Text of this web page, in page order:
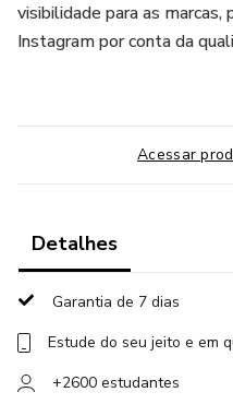
visibilidade para as marcas,
Instagram por conta da
Acessar
Detalhes
Garantia de 7 dias
Estude do seu jeito e em
+2600 estudantes